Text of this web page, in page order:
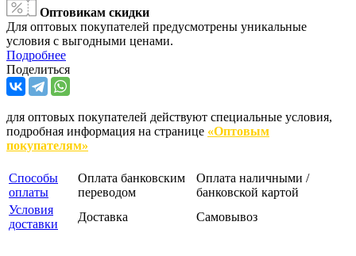
Оптовикам скидки
Для оптовых покупателей предусмотрены уникальные
условия с выгодными ценами.
Подробнее
Поделиться
для оптовых покупателей действуют специальные условия,
подробная информация на странице «Оптовым
покупателям»
Способы
оплаты
Оплата банковским
переводом
Оплата наличными /
банковской картой
Условия
доставки
Доставка Самовывоз